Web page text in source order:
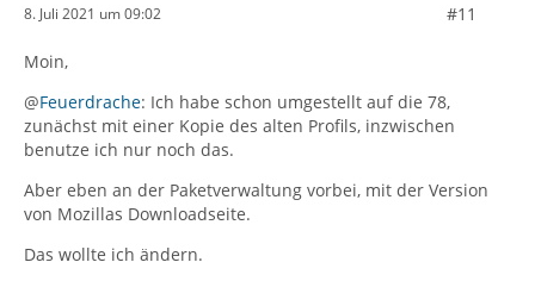
8. Juli 2021 um 09:02 #11
Moin,
@Feuerdrache: Ich habe schon umgestellt auf die 78,
zunächst mit einer Kopie des alten Profils, inzwischen
benutze ich nur noch das.
Aber eben an der Paketverwaltung vorbei, mit der Version
von Mozillas Downloadseite.
Das wollte ich ändern.